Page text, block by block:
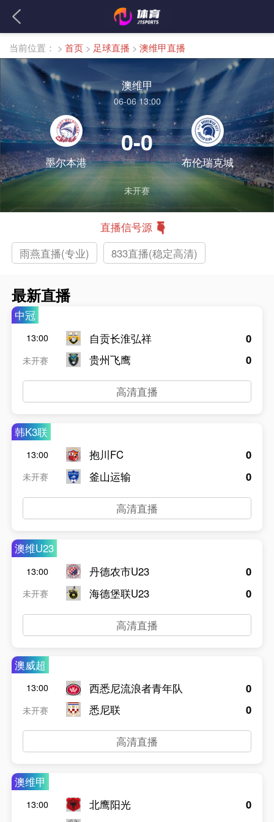
当前位置： > 首页 > 足球直播 > 澳维甲直播
澳维甲
06-06 13:00
墨尔本港
0-0
布伦瑞克城
未开赛
直播信号源
雨燕直播(专业)
833直播(稳定高清)
最新直播
中冠
13:00
未开赛
自贡长淮弘祥
贵州飞鹰
0
0
高清直播
韩K3联
13:00
未开赛
抱川FC
釜山运输
0
0
高清直播
澳维U23
13:00
未开赛
丹德农市U23
海德堡联U23
0
0
高清直播
澳威超
13:00
未开赛
西悉尼流浪者青年队
悉尼联
0
0
高清直播
澳维甲
13:00
北鹰阳光
0